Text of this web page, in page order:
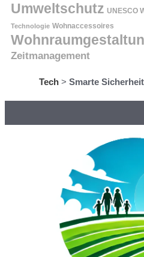
Umweltschutz UNESCO
Technologie Wohnaccessoires
Zeitmanagement
Tech > Smarte